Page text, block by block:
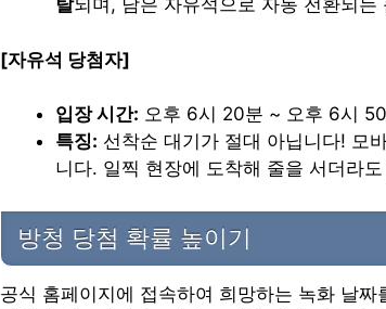
탈되며, 남은 자유석으로 자동 전환되
[자유석 당첨자]
입장 시간: 오후 6시 20분 ~ 오후 6시
특징: 선착순 대기가 절대 아닙니다! 모
니다. 일찍 현장에 도착해 줄을 서더라
방청 당첨 확률 높이기
공식 홈페이지에 접속하여 희망하는 녹화 날